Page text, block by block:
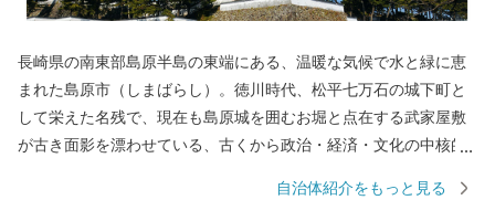
長崎県の南東部島原半島の東端にある、温暖な気候で水と緑に恵
まれた島原市（しまばらし）。徳川時代、松平七万石の城下町と
して栄えた名残で、現在も島原城を囲むお堀と点在する武家屋敷
が古き面影を漂わせている、古くから政治・経済・文化の中核的
した雲仙普賢岳の溶岩ドーム「平成新山」、東には「有明海」を
自治体紹介をもっと見る